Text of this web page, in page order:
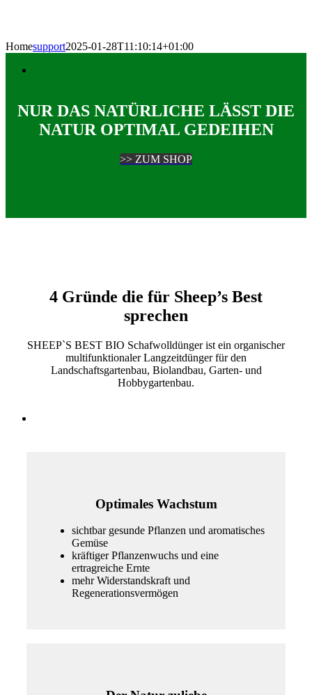
Homesupport2025-01-28T11:10:14+01:00
NUR DAS NATÜRLICHE LÄSST DIE
NATUR OPTIMAL GEDEIHEN
>> ZUM SHOP
4 Gründe die für Sheep’s Best
sprechen
SHEEP`S BEST BIO Schafwolldünger ist ein organischer
multifunktionaler Langzeitdünger für den
Landschaftsgartenbau, Biolandbau, Garten- und
Hobbygartenbau.
Optimales Wachstum
sichtbar gesunde Pflanzen und aromatisches
Gemüse
kräftiger Pflanzenwuchs und eine
ertragreiche Ernte
mehr Widerstandskraft und
Regenerationsvermögen